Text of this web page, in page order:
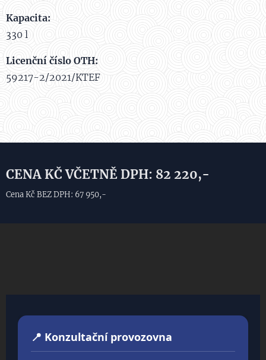
Kapacita:
330 l
Licenční číslo OTH:
59217-2/2021/KTEF
CENA KČ VČETNĚ DPH: 82 220,-
Cena Kč BEZ DPH: 67 950,-
📍 Konzultační provozovna